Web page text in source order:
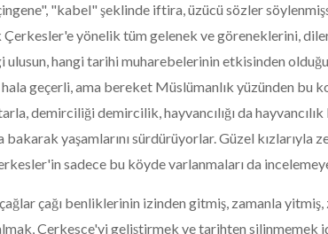
"kabel" şeklinde iftira, üzücü sözler
Çerkesler'e yönelik tüm gelenek ve göreneklerini,
ulusun, hangi tarihi muharebelerinin etkisinden
geçerli, ama bereket Müslümanlık yüzünden bu
demirciliği demircilik, hayvancılığı da
bakarak yaşamlarını sürdürüyorlar. Güzel kızlarıyla
sadece bu köyde varlanmaları da
çağı benliklerinin izinden gitmiş, zamanla
Çerkesce'yi geliştirmek ve tarihten silinmemek